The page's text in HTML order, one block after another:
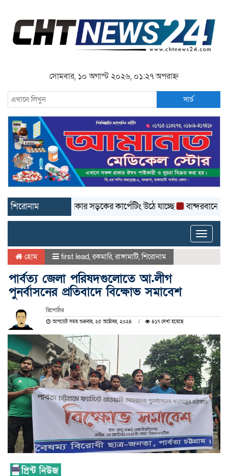
সোমবার, ১০ অগাস্ট ২০২৬, ০১:২৭ অপরাহ্ন
সার্চ
শিরোনাম৩ কোটি টাকার সড়কের কার্পেটিং উঠে যাচ্ছে বান্দরবানে
Toggle
হোম first lead,রকমারি,রাঙ্গামাটি,শিরোনাম
পার্বত্য জেলা পরিষদগুলোতে আ.লীগ
পুনর্বাসনের প্রতিবাদে বিক্ষোভ সমাবেশ
রিপোর্টার
আপডেট সময় শুক্রবার, ২৫ অক্টোবর, ২০২৪ ৪১৭ দেখা হয়েছে